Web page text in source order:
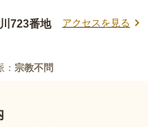
723番地
アクセスを見る
宗教不問